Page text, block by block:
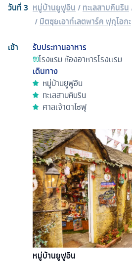
วันที่3 หมู่บ้านยูฟูอิน /ทะเลสาบคินริน
/มิตซุยเอาท์เลตพาร์ค ฟุกุโอกะ
เช้า
รับประทานอาหาร
โรงแรม ห้องอาหารโรงเเรม
เดินทาง
หมู่บ้านยูฟูอิน
ทะเลสาบคินริน
ศาลเจ้าดาไซฟุ
หมู่บ้านยูฟูอิน